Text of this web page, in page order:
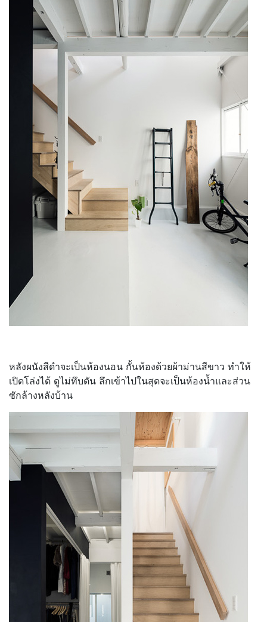
หลังผนังสีดำจะเป็นห้องนอน กั้นห้องด้วยผ้าม่านสีขาว ทำให้
เปิดโล่งได้ ดูไม่ทึบตัน ลึกเข้าไปในสุดจะเป็นห้องน้ำและส่วน
ซักล้างหลังบ้าน